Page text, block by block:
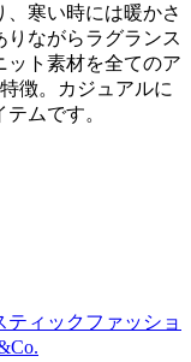
寒い時には暖かさ
りながらラグランス
ット素材を全てのア
徴。カジュアルに
ムです。